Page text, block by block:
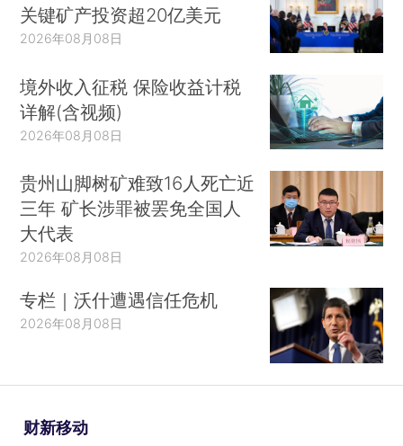
关键矿产投资超20亿美元
2026年08月08日
境外收入征税 保险收益计税
详解(含视频)
2026年08月08日
贵州山脚树矿难致16人死亡近
三年 矿长涉罪被罢免全国人
大代表
2026年08月08日
专栏｜沃什遭遇信任危机
2026年08月08日
财新移动